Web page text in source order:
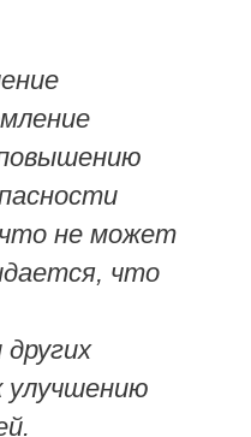
что не может
что
улучшению